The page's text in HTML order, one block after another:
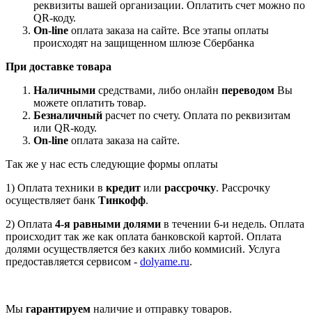
реквизиты вашей организации. Оплатить счет можно по
QR-коду.
On-line оплата заказа на сайте. Все этапы оплаты
происходят на защищенном шлюзе Сбербанка
При доставке товара
Наличными средствами, либо онлайн переводом Вы
можете оплатить товар.
Безналичный расчет по счету. Оплата по реквизитам
или QR-коду.
On-line оплата заказа на сайте.
Так же у нас есть следующие формы оплаты
1) Оплата техники в кредит или рассрочку. Рассрочку
осуществляет банк Тинкофф.
2) Оплата 4-я равными долями в течении 6-и недель. Оплата
происходит так же как оплата банковской картой. Оплата
долями осуществляется без каких либо коммисий. Услуга
предоставляется сервисом - dolyame.ru.
Мы гарантируем наличие и отправку товаров.